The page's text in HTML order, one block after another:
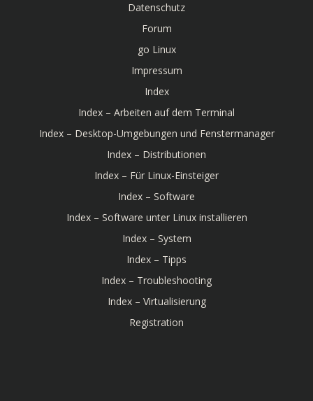
Datenschutz
Forum
go Linux
Impressum
Index
Index – Arbeiten auf dem Terminal
Index – Desktop-Umgebungen und Fenstermanager
Index – Distributionen
Index – Für Linux-Einsteiger
Index – Software
Index – Software unter Linux installieren
Index – System
Index – Tipps
Index – Troubleshooting
Index – Virtualisierung
Registration